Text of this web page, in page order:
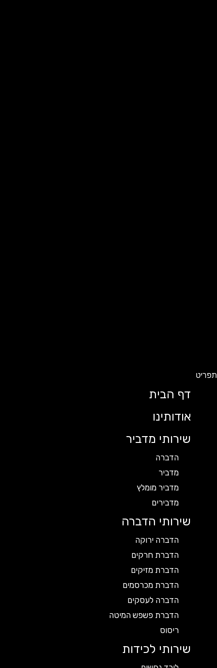
תפריט
דף הבית
אודותינו
שירותי מדביר
הדברה
מדביר
מדביר מומלץ
מדבירים
שירותי הדברה
הדברה ירוקה
הדברת חרקים
הדברת מזיקים
הדברת מכרסמים
הדברה לעסקים
הדברת פשפש המיטה
ריסוס
שירותי לכידות